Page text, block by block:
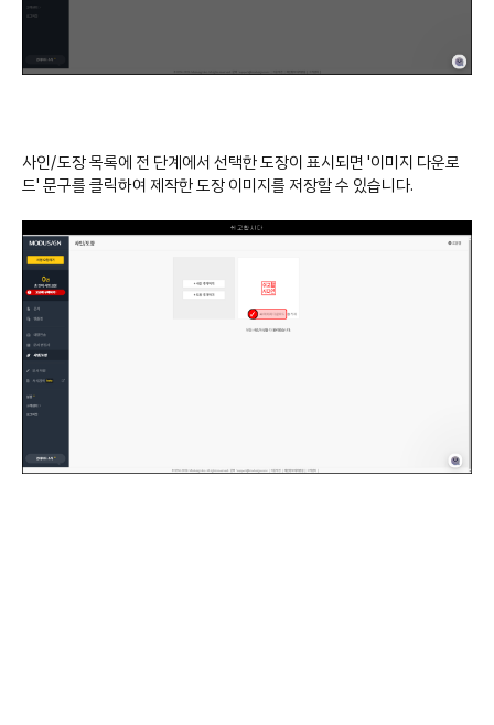
사인/도장 목록에 전 단계에서 선택한 도장이 표시되면 '이미지 다운로
드' 문구를 클릭하여 제작한 도장 이미지를 저장할 수 있습니다.